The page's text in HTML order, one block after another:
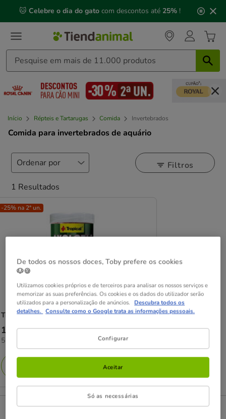
mensagem,
🐱 Celebre o dia do gato com descontos até 25% !
Início Répteis e Tartarugas Comida Invertebrados
Comida para invertebrados de aquário
Filtros
1 Resultados
-25% na 2ª un.
TropicalAxolotl Sticks Alimento para axolotes
Preço
13.99€
13.99€
55.96€
L
55.96€ / l
Comida para Invertebrados
De todos os nossos doces, Toby prefere os cookies
🐶🍪
Utilizamos cookies próprios e de terceiros para analisar os nossos serviços e
memorizar as suas preferências. Os cookies e os dados do utilizador serão
utilizados para a personalização de anúncios. Descubra todos os
detalhes. Consulte como o Google trata as informações pessoais.
Configurar
Só as necessárias
Aceitar